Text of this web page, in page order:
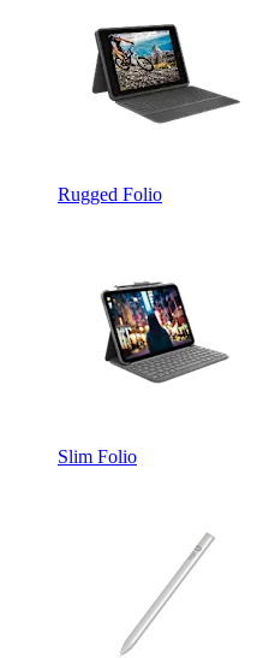
Rugged Folio
Slim Folio